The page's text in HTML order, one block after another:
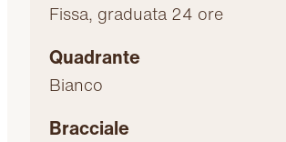
Fissa, graduata 24 ore
Quadrante
Bianco
Bracciale